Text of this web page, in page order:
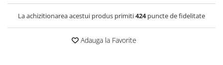
Sisteme de Stocare Comerciale
Sisteme fotovoltaice complete
Sisteme fotovoltaice de putere
La achizitionarea acestui produs primiti424puncte de fidelitate
Adauga la Favorite